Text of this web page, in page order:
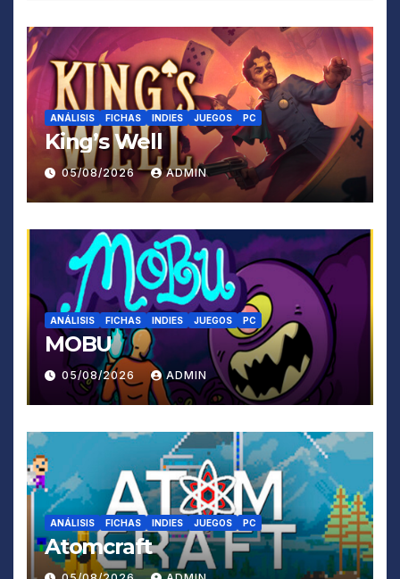
ANÁLISIS FICHAS INDIES JUEGOS PC
King’s Well
05/08/2026 ADMIN
ANÁLISIS FICHAS INDIES JUEGOS PC
MOBU
05/08/2026 ADMIN
ANÁLISIS FICHAS INDIES JUEGOS PC
Atomcraft